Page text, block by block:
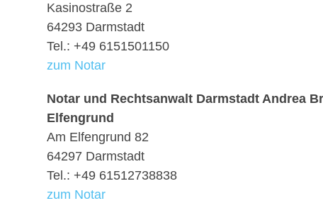
Kasinostraße 2
64293 Darmstadt
Tel.: +49 6151501150
zum Notar
Notar und Rechtsanwalt Darmstadt Andrea
Elfengrund
Am Elfengrund 82
64297 Darmstadt
Tel.: +49 61512738838
zum Notar